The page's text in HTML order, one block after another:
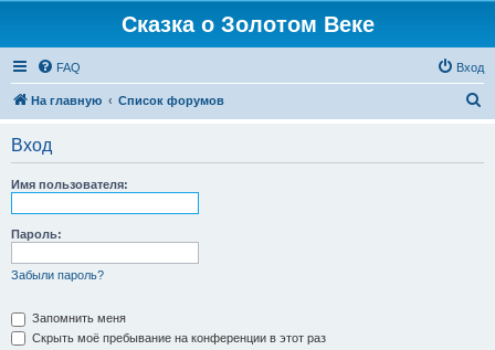
Сказка о Золотом Веке
FAQ Вход
На главную Список форумов
Вход
Имя пользователя:
Пароль:
Забыли пароль?
Запомнить меня
Скрыть моё пребывание на конференции в этот раз